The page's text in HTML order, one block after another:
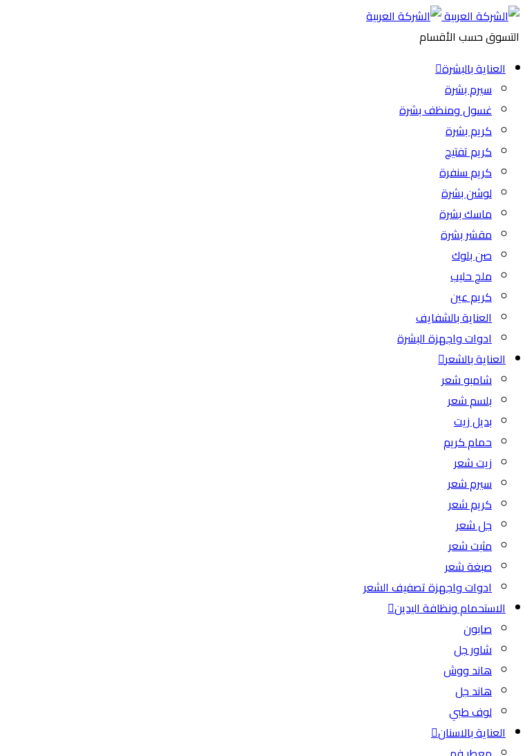
التسوق حسب الأقسام
العناية بالبشرة
سيرم بشرة
غسول ومنظف بشرة
كريم بشرة
كريم تفتيح
كريم سنفرة
لوشن بشرة
ماسك بشرة
مقشر بشرة
صن بلوك
ملح حليب
كريم عين
العناية بالشفايف
ادوات واجهزة البشرة
العناية بالشعر
شامبو شعر
بلسم شعر
بديل زيت
حمام كريم
زيت شعر
سيرم شعر
كريم شعر
جل شعر
مثبت شعر
صبغة شعر
ادوات واجهزة تصفيف الشعر
الاستحمام ونظافة اليدين
صابون
شاور جل
هاند ووش
هاند جل
لوف طبي
العناية بالاسنان